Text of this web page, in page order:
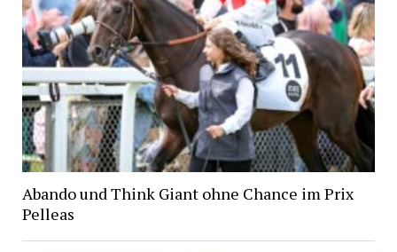
Abando und Think Giant ohne Chance im Prix
Pelleas